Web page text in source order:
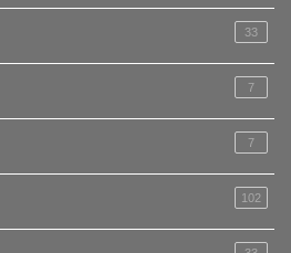
33
7
7
102